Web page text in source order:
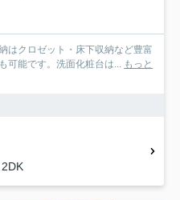
はクロゼット・床下収納など豊富
可能です。洗面化粧台は... もっと